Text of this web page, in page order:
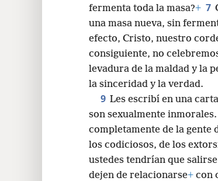
fermenta toda la masa?+ 7
una masa nueva, sin
efecto, Cristo, nuestro
consiguiente, no
levadura de la maldad y la
la sinceridad y la verdad.
9 Les escribí en una
son sexualmente inmorales.
completamente de la gente
los codiciosos, de los
ustedes tendrían que
dejen de relacionarse+ con